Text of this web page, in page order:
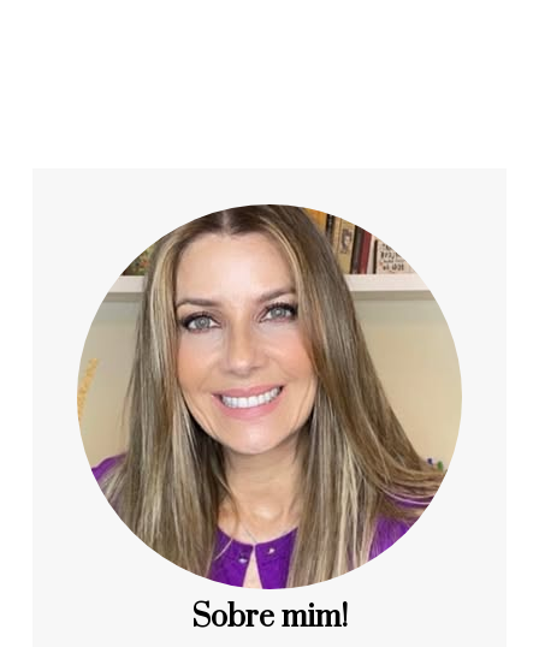
Sobre mim!